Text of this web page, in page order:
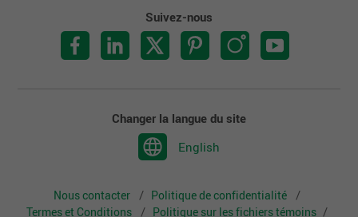
Suivez-nous
Changer la langue du site
English
Nous contacter
Politique de confidentialité
Termes et Conditions
Politique sur les fichiers témoins